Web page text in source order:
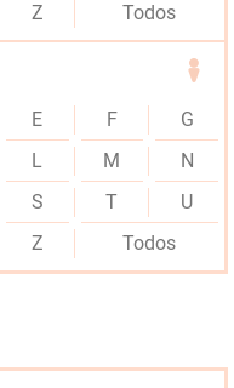
Z Todos
E F
G
L M
N
S T
U
Z Todos